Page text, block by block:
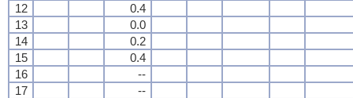
12
0.4
13
0.0
14
0.2
15
0.4
16
--
17
--